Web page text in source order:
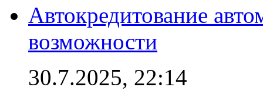
Автокредитование
возможности
30.7.2025, 22:14